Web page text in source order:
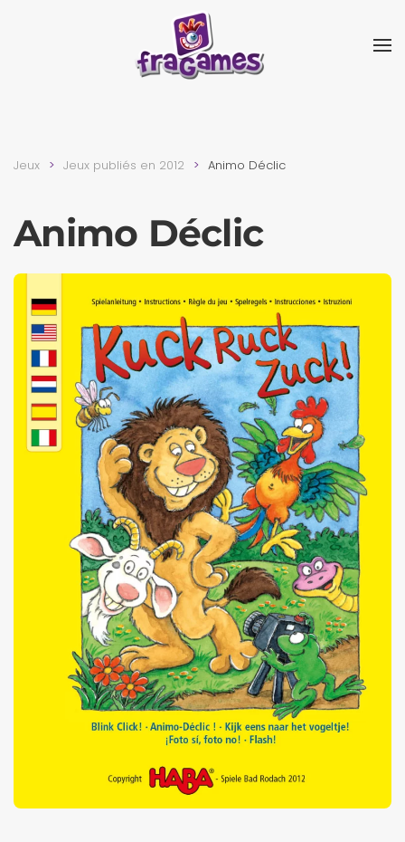
Skip to main content
Jeux Jeux publiés en 2012 Animo Déclic
Animo Déclic